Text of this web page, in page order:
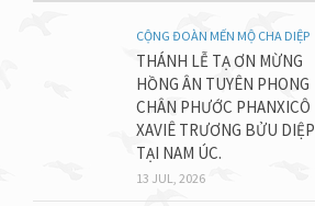
CỘNG ĐOÀN MẾN MỘ CHA DIỆP
THÁNH LỄ TẠ ƠN MỪNG
HỒNG ÂN TUYÊN PHONG
CHÂN PHƯỚC PHANXICÔ
XAVIÊ TRƯƠNG BỬU DIỆP
TẠI NAM ÚC.
13 JUL, 2026